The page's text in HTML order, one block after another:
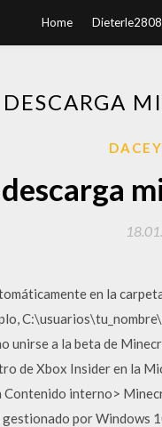
Home
en la
unirse a la beta de
de Xbox Insider en la
Contenido interno>
por Windows